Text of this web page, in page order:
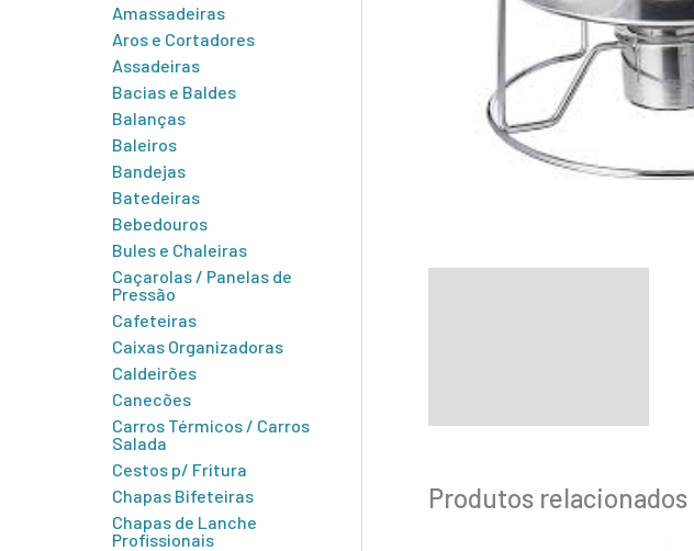
Amassadeiras
Aros e Cortadores
Assadeiras
Bacias e Baldes
Balanças
Baleiros
Bandejas
Batedeiras
Bebedouros
Bules e Chaleiras
Caçarolas / Panelas de
Pressão
Cafeteiras
Caixas Organizadoras
Caldeirões
Canecões
Carros Térmicos / Carros
Salada
Cestos p/ Fritura
Chapas Bifeteiras
Chapas de Lanche
Profissionais
Produtos relacionados